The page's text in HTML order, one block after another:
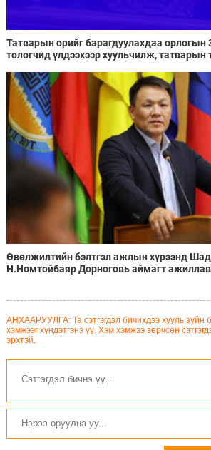
Татварын өрийг барагдуулахдаа орлогын
төлөгчид үлдээхээр хуульчилж, татварын
Өвөлжилтийн бэлтгэл ажлын хүрээнд
Н.Номтойбаяр Дорноговь аймагт ажиллав
АНХААРУУЛГА: Та сэтгэгдэл бичихдээ хууль зүйн
хэмжээг хүндэтгэнэ үү. Хэм хэмжээ зөрчсөн
эрхтэй.